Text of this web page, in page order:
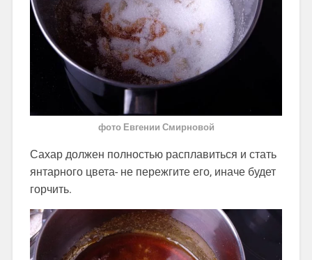
фото Евгении Смирновой
Сахар должен полностью расплавиться и стать
янтарного цвета- не пережгите его, иначе будет
горчить.